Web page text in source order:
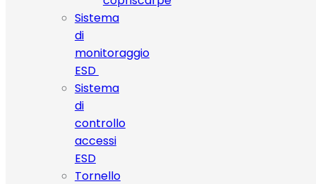
Sistema
di
monitoraggio
ESD
Sistema
di
controllo
accessi
ESD
Tornello